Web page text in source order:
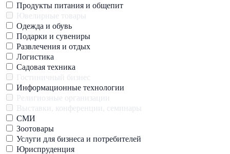
Продукты питания и общепит
Ювелирные товары
Одежда и обувь
Подарки и сувениры
Развлечения и отдых
Логистика
Садовая техника
Гостиничный бизнес
Информационные технологии
Религиозные организации
Выставки, конференции, семинары
СМИ
Зоотовары
Услуги для бизнеса и потребителей
Юриспруденция